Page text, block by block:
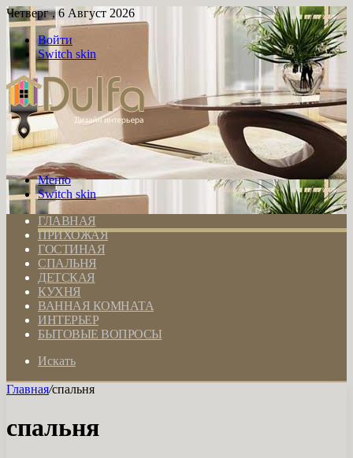
Четверг , 6 Август 2026
Войти
Switch skin
Меню
Switch skin
ГЛАВНАЯ
ПРИХОЖАЯ
ГОСТИНАЯ
СПАЛЬНЯ
ДЕТСКАЯ
КУХНЯ
ВАННАЯ КОМНАТА
ИНТЕРЬЕР
БЫТОВЫЕ ВОПРОСЫ
Искать
Главная/спальня
спальня